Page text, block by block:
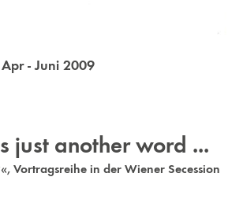
- Juni 2009
just another word ...
Vortragsreihe in der Wiener Secession